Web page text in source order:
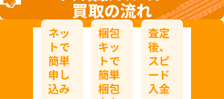
買取の流れ
ネッ
トで
簡単
申し
込み
梱包
キッ
トで
簡単
梱包
査定
後、
スピ
ード
入金